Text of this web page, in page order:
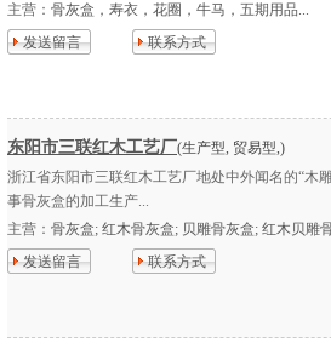
主营： 骨灰盒，寿衣，花圈，牛马，五期用品...
发送留言
联系方式
东阳市三联红木工艺厂(生产型, 贸易型,)
浙江省东阳市三联红木工艺厂地处中外闻名的“木
事骨灰盒的加工生产...
主营： 骨灰盒; 红木骨灰盒; 贝雕骨灰盒; 红木贝雕
发送留言
联系方式